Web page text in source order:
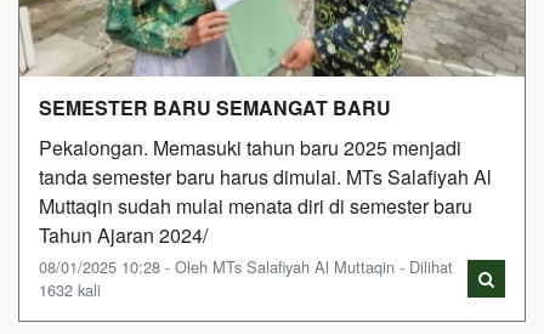
SEMESTER BARU SEMANGAT BARU
Pekalongan. Memasuki tahun baru 2025 menjadi
tanda semester baru harus dimulai. MTs Salafiyah Al
Muttaqin sudah mulai menata diri di semester baru
Tahun Ajaran 2024/
08/01/2025 10:28 - Oleh MTs Salafiyah Al Muttaqin - Dilihat
1632 kali